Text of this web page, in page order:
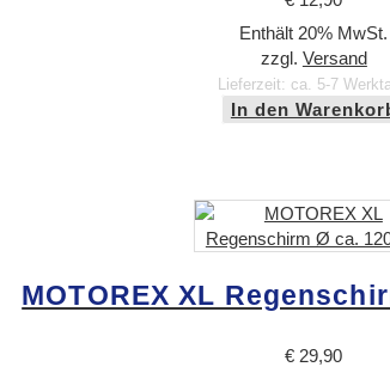
Enthält 20% MwSt.
zzgl. Versand
Lieferzeit: ca. 5-7
In den
MOTOREX XL
€ 29,90